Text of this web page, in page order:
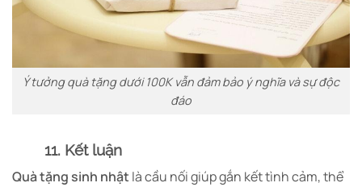
Ý tưởng quà tặng dưới 100K vẫn đảm bảo ý nghĩa và sự độc
đáo
11. Kết luận
Quà tặng sinh nhật là cầu nối giúp gắn kết tình cảm, thể